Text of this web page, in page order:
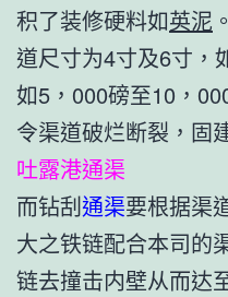
积了装修硬料如英泥
道尺寸为4寸及6寸，
如5，000磅至10，
令渠道破烂断裂，固
吐露港通渠
而钻刮通渠要根据渠
大之铁链配合本司的
链去撞击内壁从而达